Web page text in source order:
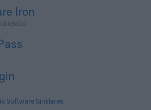
Iron
Software Similares